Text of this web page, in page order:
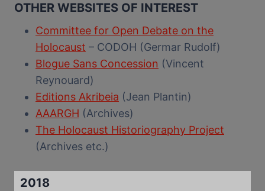
OTHER WEBSITES OF INTEREST
Committee for Open Debate on the
Holocaust – CODOH (Germar Rudolf)
Blogue Sans Concession (Vincent
Reynouard)
Editions Akribeia (Jean Plantin)
AAARGH (Archives)
The Holocaust Historiography Project
(Archives etc.)
2018